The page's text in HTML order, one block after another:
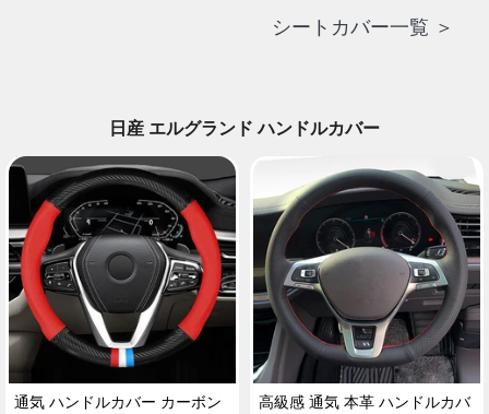
シートカバー一覧 ＞
日産 エルグランド ハンドルカバー
通気 ハンドルカバー カーボン
高級感 通気 本革 ハンドルカバ